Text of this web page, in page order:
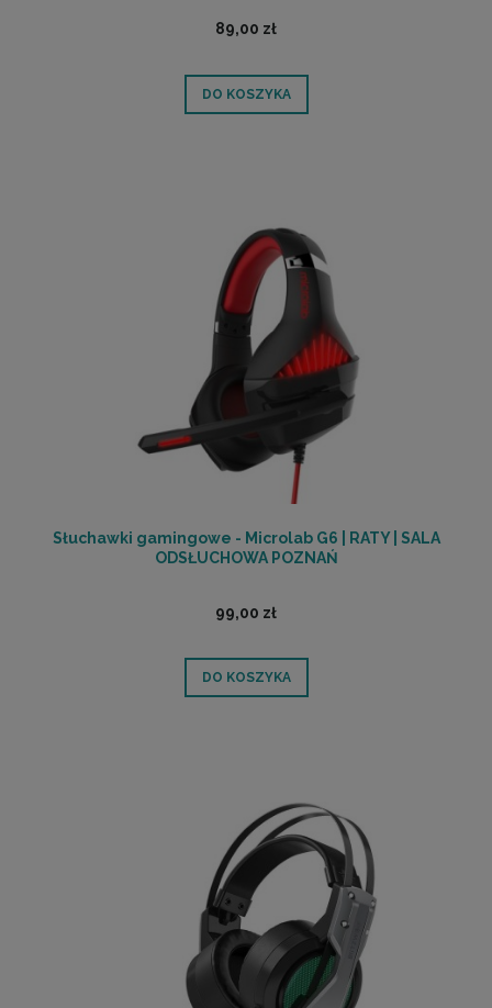
89,00 zł
DO KOSZYKA
Słuchawki gamingowe - Microlab G6 | RATY | SALA
ODSŁUCHOWA POZNAŃ
99,00 zł
DO KOSZYKA